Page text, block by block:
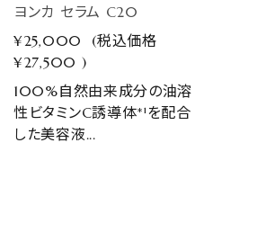
ヨンカ セラム C20
¥25,000
(税込価格
¥27,500 )
100%自然由来成分の油溶
性ビタミンC誘導体*¹を配合
した美容液...